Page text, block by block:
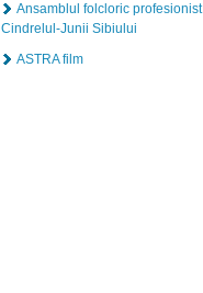
Ansamblul folcloric profesionist
Cindrelul-Junii Sibiului
ASTRA film